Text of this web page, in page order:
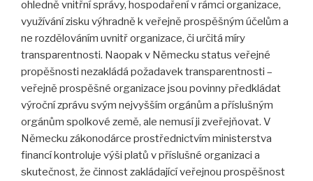
ohledně vnitřní správy, hospodaření v rámci organizace,
využívání zisku výhradně k veřejně prospěšným účelům a
ne rozdělováním uvnitř organizace, či určitá míry
transparentnosti. Naopak v Německu status veřejné
propěšnosti nezakládá požadavek transparentnosti –
veřejně prospěšné organizace jsou povinny předkládat
výroční zprávu svým nejvyšším orgánům a příslušným
orgánům spolkové země, ale nemusí ji zveřejňovat. V
Německu zákonodárce prostřednictvím ministerstva
financí kontroluje výši platů v příslušné organizaci a
skutečnost, že činnost zakládající veřejnou prospěšnost